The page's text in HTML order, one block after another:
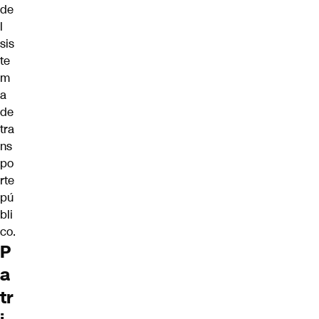
de
l
sis
te
m
a
de
tra
ns
po
rte
pú
bli
co.
P
a
tr